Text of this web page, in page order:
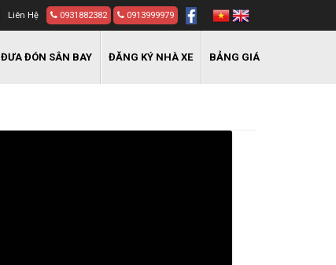
Liên Hệ 0931882382 0913999979
ĐƯA ĐÓN SÂN BAY ĐĂNG KÝ NHÀ XE BẢNG GIÁ